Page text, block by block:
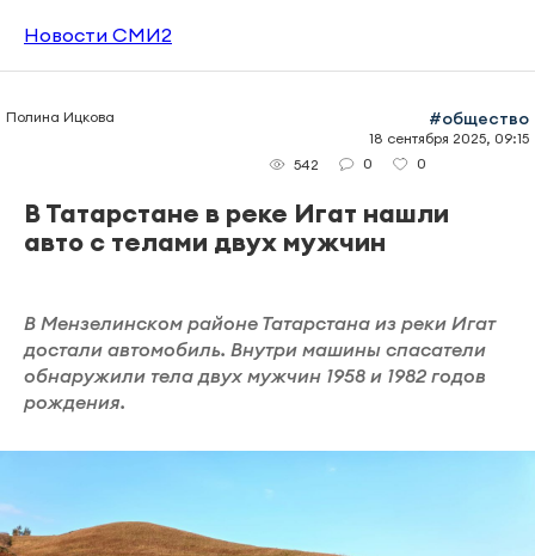
Новости СМИ2
Полина Ицкова #общество
18 сентября 2025, 09:15
542
0 0
В Татарстане в реке Игат нашли
авто с телами двух мужчин
В Мензелинском районе Татарстана из реки Игат
достали автомобиль. Внутри машины спасатели
обнаружили тела двух мужчин 1958 и 1982 годов
рождения.